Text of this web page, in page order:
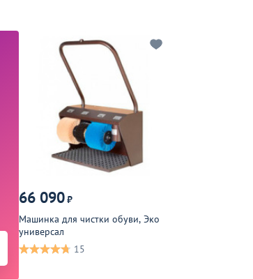
66 090₽
Машинка для чистки обуви, Эко
универсал
15